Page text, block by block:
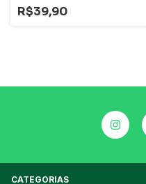
R$39,90
CATEGORIAS